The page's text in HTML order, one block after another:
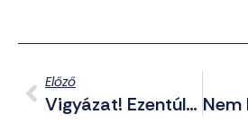
Előző
Vigyázat! Ezentúl Szabadon Posztolhatnak A Félmeztelen Transzok A Facebookra És Instagramra